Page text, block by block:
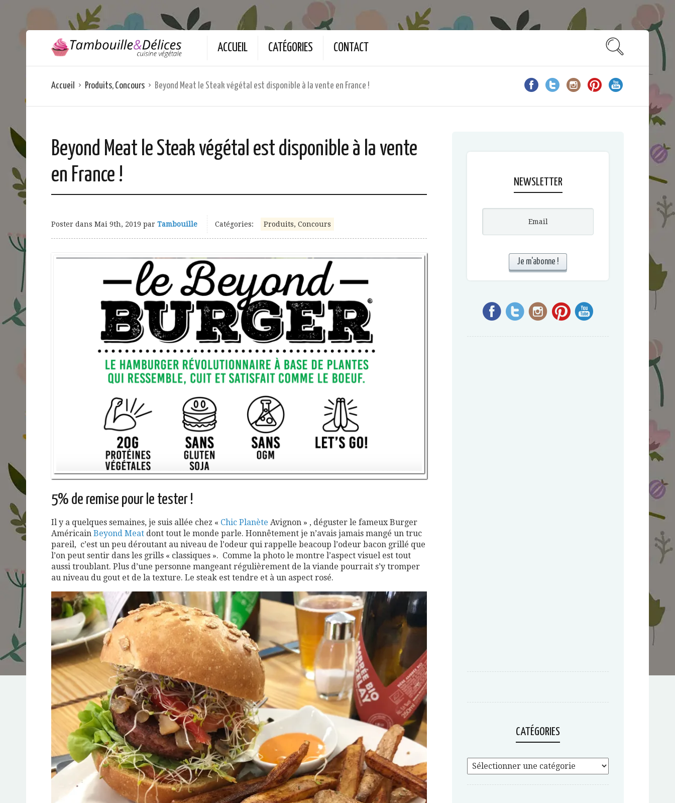
ACCUEIL CATÉGORIES CONTACT
Accueil Produits, Concours Beyond Meat le Steak végétal est disponible à la vente en France !
Beyond Meat le Steak végétal est disponible à la vente
en France !
Poster dans Mai 9th, 2019 par Tambouille Catégories: Produits, Concours
5% de remise pour le tester !
Il y a quelques semaines, je suis allée chez « Chic Planète Avignon » , déguster le fameux Burger
Américain Beyond Meat dont tout le monde parle. Honnêtement je n’avais jamais mangé un truc
pareil, c’est un peu déroutant au niveau de l’odeur qui rappelle beacoup l’odeur bacon grillé que
l’on peut sentir dans les grills « classiques ». Comme la photo le montre l’aspect visuel est tout
aussi troublant. Plus d’une personne mangeant régulièrement de la viande pourrait s’y tromper
au niveau du gout et de la texture. Le steak est tendre et à un aspect rosé.
NEWSLETTER
CATÉGORIES